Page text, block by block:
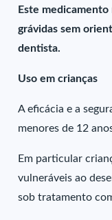
Este
grávidas sem
dentista.
Uso em crianças
A eficácia e a
menores de 12
Em particular
vulneráveis ao
sob tratamento